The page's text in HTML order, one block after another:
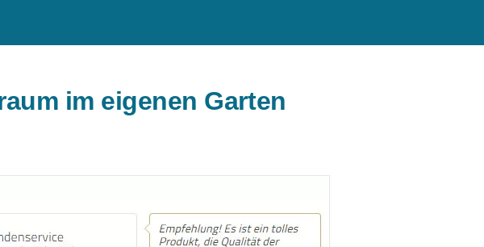
im eigenen Garten